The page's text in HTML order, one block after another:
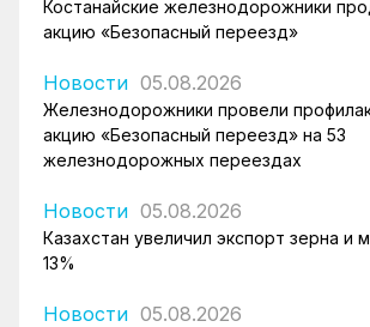
Костанайские железнодорожники
акцию «Безопасный переезд»
Новости 05.08.2026
Железнодорожники провели
акцию «Безопасный переезд» на 53
железнодорожных переездах
Новости 05.08.2026
Казахстан увеличил экспорт зерна и
13%
Новости 05.08.2026